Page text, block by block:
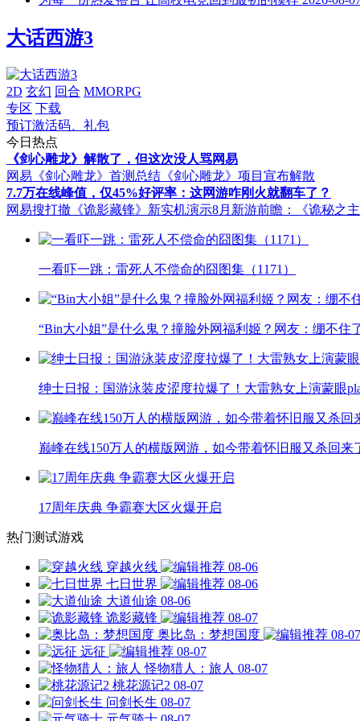
大话西游3
2D 玄幻 回合 MMORPG
专区 下载
预订激活码、礼包
今日热点
《剑心雕龙》解散了，但这次没人骂网易
网易《剑心雕龙》首测总结 《剑心雕龙》项目宣布解散
7.7万在线峰值，仅45%好评率：这网游咋刚火就翻车了？
网易搜打撤《诡影藏锋》新实机演示8月新游前瞻：《诡秘之
一看吓一跳：雷死人不偿命的囧图集（1171）
“Bin大小姐”是什么鬼？撞脸外网福利姬？网友：绷不住
绅士日报：国游泳装皮涩度拉爆了！大雷熟女上演蒙眼
巅峰在线150万人的横版网游，如今带着怀旧服又杀回来
17周年庆典 争霸赛大区火爆开启
热门测试游戏
穿越火线
08-06
七日世界
08-06
大道仙途 08-06
诡影藏锋
08-07
奥比岛：梦想国度
08-07
远征
08-07
怪物猎人：旅人 08-07
桃花源记2 08-07
问剑长生 08-07